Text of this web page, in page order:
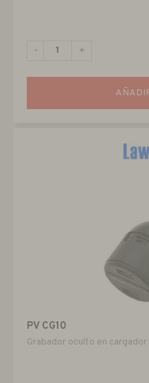
- +
PV CG10
Grabador oculto en